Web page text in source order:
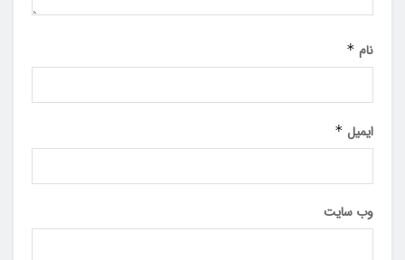
نام *
ایمیل *
وب‌ سایت